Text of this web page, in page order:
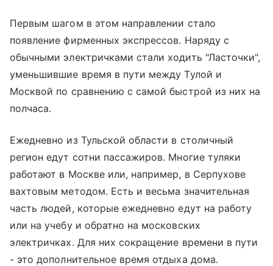
Первым шагом в этом направлении стало
появление фирменных экспрессов. Наряду с
обычными электричками стали ходить "Ласточки",
уменьшившие время в пути между Тулой и
Москвой по сравнению с самой быстрой из них на
полчаса.
Ежедневно из Тульской области в столичный
регион едут сотни пассажиров. Многие туляки
работают в Москве или, например, в Серпухове
вахтовым методом. Есть и весьма значительная
часть людей, которые ежедневно едут на работу
или на учебу и обратно на московских
электричках. Для них сокращение времени в пути
- это дополнительное время отдыха дома.